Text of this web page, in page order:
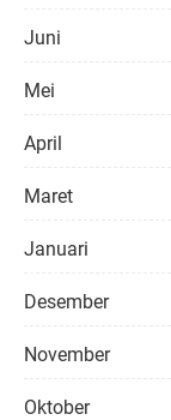
Juni
Mei
April
Maret
Januari
Desember
November
Oktober